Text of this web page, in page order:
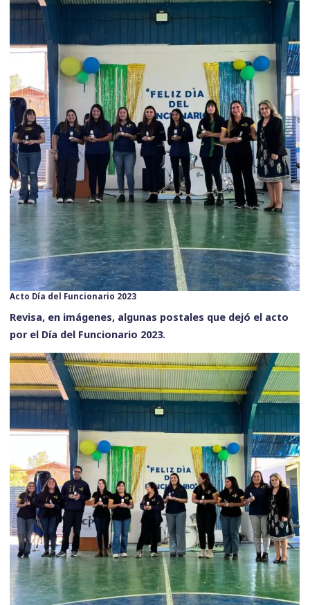
Acto Día del Funcionario 2023
Revisa, en imágenes, algunas postales que dejó el acto
por el Día del Funcionario 2023.